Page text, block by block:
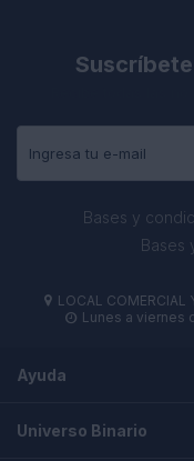
Bases y
Bases
 LOCAL COMERCIAL
 Lunes a viernes
Ayuda
Universo Binario